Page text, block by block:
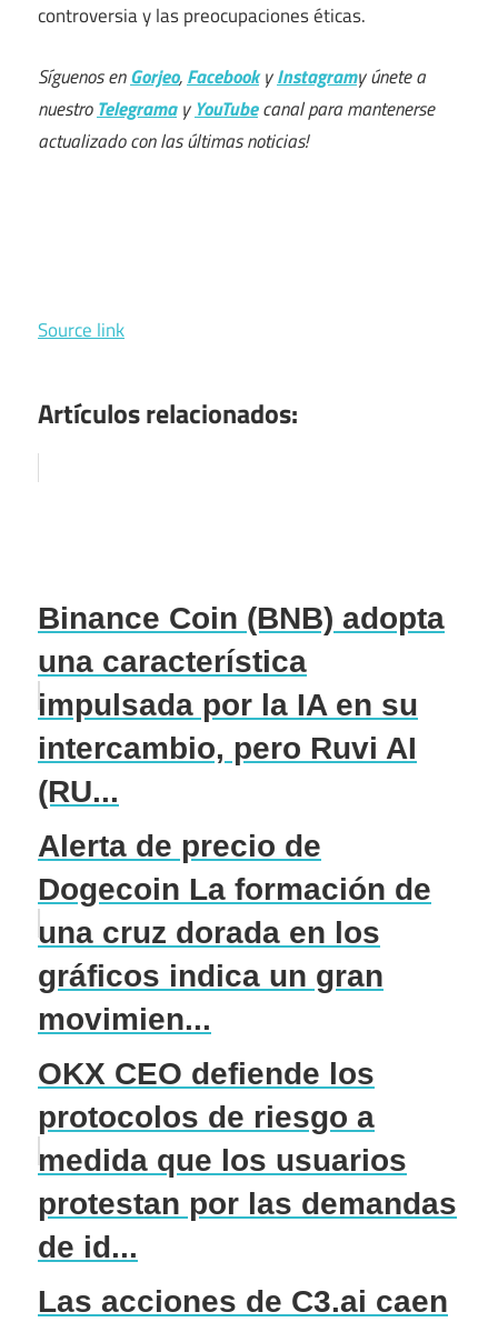
controversia y las preocupaciones éticas.
Síguenos enGorjeo,Facebook yInstagramy únete a
nuestroTelegramayYouTubecanal para mantenerse
actualizado con las últimas noticias!
Source link
Artículos relacionados:
Binance Coin (BNB) adopta
una característica
impulsada por la IA en su
intercambio, pero Ruvi AI
(RU...
Alerta de precio de
Dogecoin La formación de
una cruz dorada en los
gráficos indica un gran
movimien...
OKX CEO defiende los
protocolos de riesgo a
medida que los usuarios
protestan por las demandas
de id...
Las acciones de C3.ai caen